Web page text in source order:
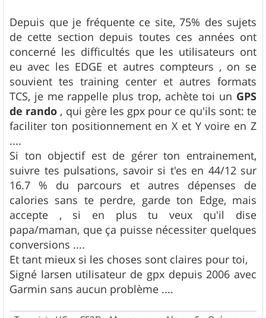
Depuis que je fréquente ce site, 75% des sujets
de cette section depuis toutes ces années ont
concerné les difficultés que les utilisateurs ont
eu avec les EDGE et autres compteurs , on se
souvient tes training center et autres formats
TCS, je me rappelle plus trop, achète toi un GPS
de rando , qui gère les gpx pour ce qu'ils sont: te
faciliter ton positionnement en X et Y voire en Z
....
Si ton objectif est de gérer ton entrainement,
suivre tes pulsations, savoir si t'es en 44/12 sur
16.7 % du parcours et autres dépenses de
calories sans te perdre, garde ton Edge, mais
accepte , si en plus tu veux qu'il dise
papa/maman, que ça puisse nécessiter quelques
conversions ....
Et tant mieux si les choses sont claires pour toi,
Signé larsen utilisateur de gpx depuis 2006 avec
Garmin sans aucun problème ....